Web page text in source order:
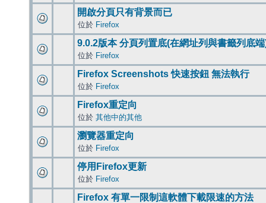
開啟分頁只有背景而已
位於 Firefox
9.0.2版本 分頁列置底(在網址列與書籤列底
位於 Firefox
Firefox Screenshots 快速按鈕 無法執行
位於 Firefox
Firefox重定向
位於 其他中的其他
瀏覽器重定向
位於 Firefox
停用Firefox更新
位於 Firefox
Firefox 有單一限制這軟體下載限速的方法